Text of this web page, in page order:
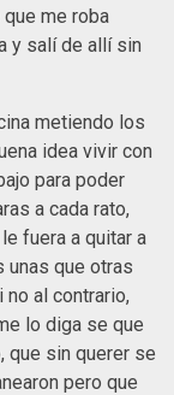
me roba
y salí de allí sin
metiendo los
idea vivir con
para poder
a cada rato,
fuera a quitar a
que otras
al contrario,
lo diga se que
que sin querer se
pero que